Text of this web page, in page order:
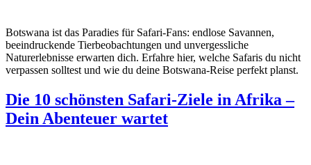
Botswana ist das Paradies für Safari-Fans: endlose Savannen,
beeindruckende Tierbeobachtungen und unvergessliche
Naturerlebnisse erwarten dich. Erfahre hier, welche Safaris du nicht
verpassen solltest und wie du deine Botswana-Reise perfekt planst.
Die 10 schönsten Safari-Ziele in Afrika –
Dein Abenteuer wartet